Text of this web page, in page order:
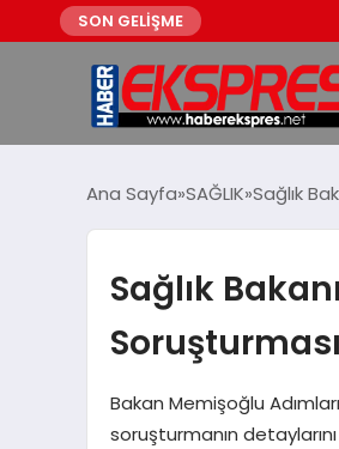
SON GELİŞME
Ana Sayfa SAĞLIK Sağlık
Sağlık
Bakan Memişoğlu
soruşturmanın